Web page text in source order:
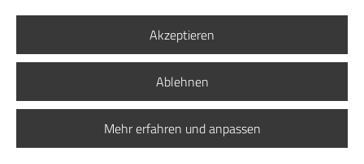
Akzeptieren
Ablehnen
Mehr erfahren und anpassen